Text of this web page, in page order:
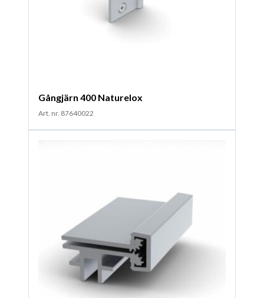
Gångjärn 400 Naturelox
Art. nr. 87640022